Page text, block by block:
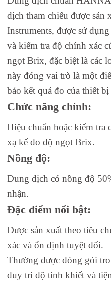
dịch tham chiếu được
Instruments, được sử
và kiểm tra độ chính xác
ngọt Brix, đặc biệt là các
này đóng vai trò là một
bảo kết quả đo của thiết
Chức năng chính:
Hiệu chuẩn hoặc kiểm tra
xạ kế đo độ ngọt Brix.
Nồng độ:
Dung dịch có nồng độ
nhận.
Đặc điểm nổi bật:
Được sản xuất theo tiêu
xác và ổn định tuyệt đối.
Thường được đóng gói
duy trì độ tinh khiết và